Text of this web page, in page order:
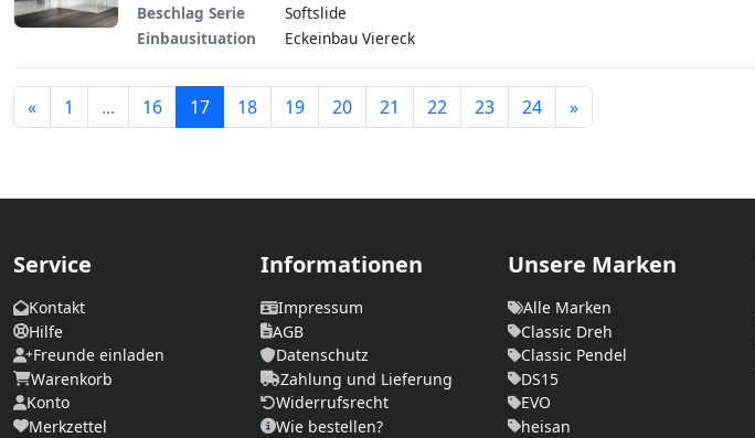
Beschlag Serie
Softslide
Einbausituation
Eckeinbau Viereck
«Zurück
1 ... 16 17 18 19 20 21 22 23 24 »Weiter
Service
Kontakt
Hilfe
Freunde einladen
Warenkorb
Konto
Merkzettel
Informationen
Impressum
AGB
Datenschutz
Zahlung und Lieferung
Widerrufsrecht
Wie bestellen?
Unsere Marken
Alle Marken
Classic Dreh
Classic Pendel
DS15
EVO
heisan